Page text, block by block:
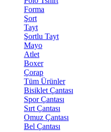
Forma
Şort
Tayt
Şortlu Tayt
Mayo
Atlet
Boxer
Çorap
Tüm Ürünler
Bisiklet Çantası
Spor Çantası
Sırt Çantası
Omuz Çantası
Bel Çantası